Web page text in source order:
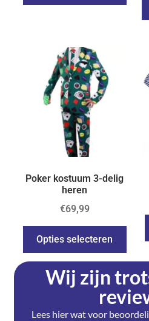
Poker kostuum 3-delig
heren
€69,99
Opties selecteren
Wij zijn
Lees hier wat voor